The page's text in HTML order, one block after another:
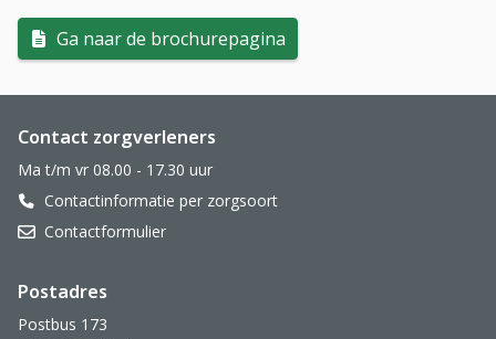
Ga naar de brochurepagina
Website footer
Contact zorgverleners
Ma t/m vr 08.00 - 17.30 uur
Contactinformatie per zorgsoort
Contactformulier
Postadres
Postbus 173